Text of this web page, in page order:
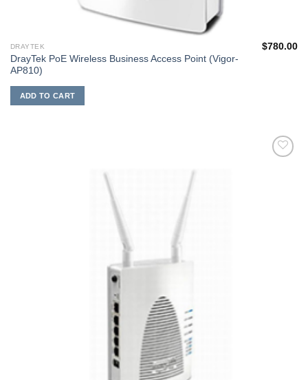
DRAYTEK
DrayTek PoE Wireless Business Access Point (Vigor-
AP810)
$780.00
ADD TO CART